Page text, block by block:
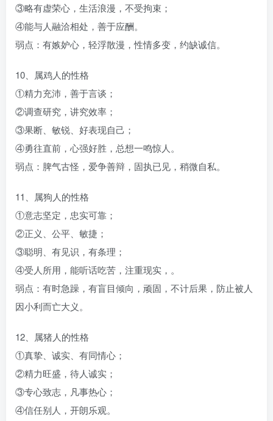
③略有虚荣心，生活浪漫，不受拘束；
④能与人融洽相处，善于应酬。
弱点：有嫉妒心，轻浮散漫，性情多变，约缺诚信。
10、属鸡人的性格
①精力充沛，善于言谈；
②调查研究，讲究效率；
③果断、敏锐、好表现自己；
④勇往直前，心强好胜，总想一鸣惊人。
弱点：脾气古怪，爱争善辩，固执已见，稍微自私。
11、属狗人的性格
①意志坚定，忠实可靠；
②正义、公平、敏捷；
③聪明、有见识，有条理；
④受人所用，能听话吃苦，注重现实，。
弱点：有时急躁，有盲目倾向，顽固，不计后果，防止被人
因小利而亡大义。
12、属猪人的性格
①真挚、诚实、有同情心；
②精力旺盛，待人诚实；
③专心致志，凡事热心；
④信任别人，开朗乐观。